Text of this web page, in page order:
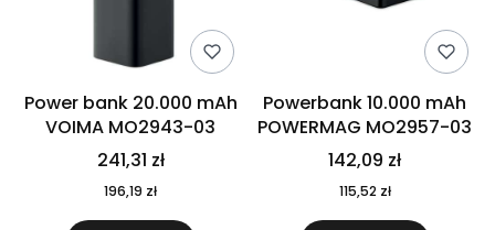
Power bank 20.000 mAh
VOIMA MO2943-03
241,31 zł
196,19 zł
Powerbank 10.000 mAh
POWERMAG MO2957-03
142,09 zł
115,52 zł